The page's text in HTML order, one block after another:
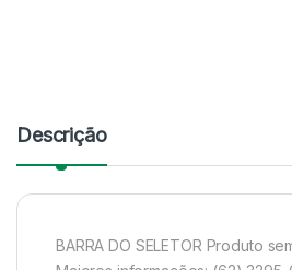
Descrição
BARRA DO SELETOR Produto